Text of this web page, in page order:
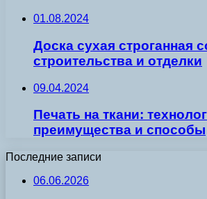
01.08.2024
Доска сухая строганная
строительства и отделки
09.04.2024
Печать на ткани:
преимущества и способы
Последние записи
06.06.2026